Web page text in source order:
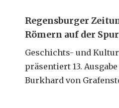
Regensburger
Römern auf der
Geschichts- und
präsentiert 13.
Burkhard von